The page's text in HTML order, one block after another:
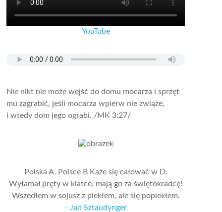
YouTube
Nie nikt nie może wejść do domu mocarza i sprzęt
mu zagrabić, jeśli mocarza wpierw nie zwiąże,
i wtedy dom jego ograbi. /MK 3:27/
Polska A, Polsce B Każe się całować w D.
Wyłamał pręty w klatce, mają go za świętokradcę!
Wszedłem w sojusz z piekłem, ale się popiekłem.
- Jan Sztaudynger